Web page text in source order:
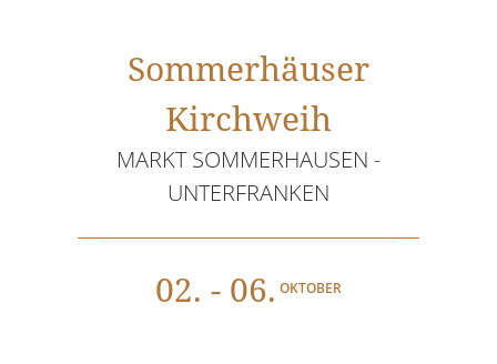
Sommerhäuser
Kirchweih
MARKT SOMMERHAUSEN -
UNTERFRANKEN
02. - 06. OKTOBER